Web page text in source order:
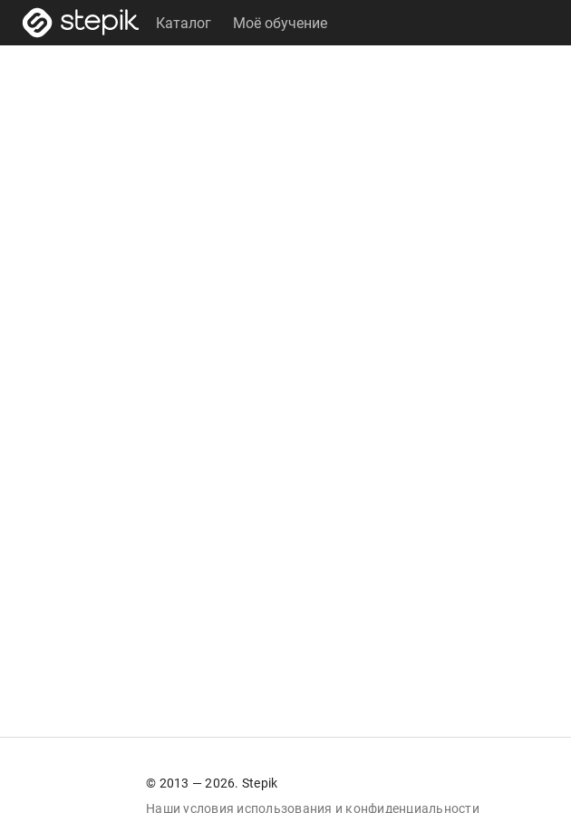
Каталог Моё обучение
© 2013 — 2026. Stepik
Наши условия использования и конфиденциальности